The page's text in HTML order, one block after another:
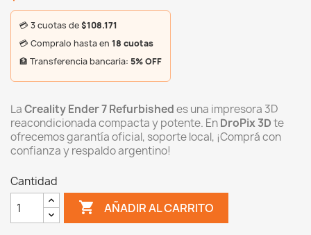
💳 3 cuotas de$108.171
💳 Compralo hasta en 18 cuotas
🏦 Transferencia bancaria: 5% OFF
LaCreality Ender 7 Refurbishedes una impresora 3D
reacondicionada compacta y potente. EnDroPix 3Dte
ofrecemos garantía oficial, soporte local, ¡Comprá con
confianza y respaldo argentino!
Cantidad
 AÑADIR AL CARRITO